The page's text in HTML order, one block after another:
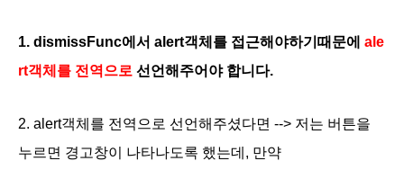
1. dismissFunc에서 alert객체를 접근해야하기때문에 ale
rt객체를 전역으로 선언해주어야 합니다.
2. alert객체를 전역으로 선언해주셨다면 --> 저는 버튼을
누르면 경고창이 나타나도록 했는데, 만약